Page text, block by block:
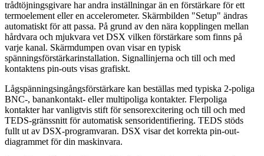
trådtöjningsgivare har andra inställningar än en förstärkare för ett
termoelement eller en accelerometer. Skärmbilden "Setup" ändras
automatiskt för att passa. På grund av den nära kopplingen mellan
hårdvara och mjukvara vet DSX vilken förstärkare som finns på
varje kanal. Skärmdumpen ovan visar en typisk
spänningsförstärkarinstallation. Signallinjerna och till och med
kontaktens pin-outs visas grafiskt.
Lågspänningsingångsförstärkare kan beställas med typiska 2-poliga
BNC-, banankontakt- eller multipoliga kontakter. Flerpoliga
kontakter har vanligtvis stift för sensorexcitering och till och med
TEDS-gränssnitt för automatisk sensoridentifiering. TEDS stöds
fullt ut av DSX-programvaran. DSX visar det korrekta pin-out-
diagrammet för din maskinvara.